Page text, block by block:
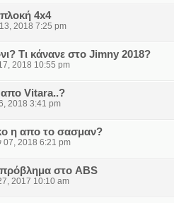
4x4
2018 7:25 pm
Τι κάνανε στο Jimny 2018?
2018 10:55 pm
απο Vitara..?
2018 3:41 pm
η απο το σασμαν?
07, 2018 6:21 pm
πρόβλημα στο ABS
2017 10:10 am